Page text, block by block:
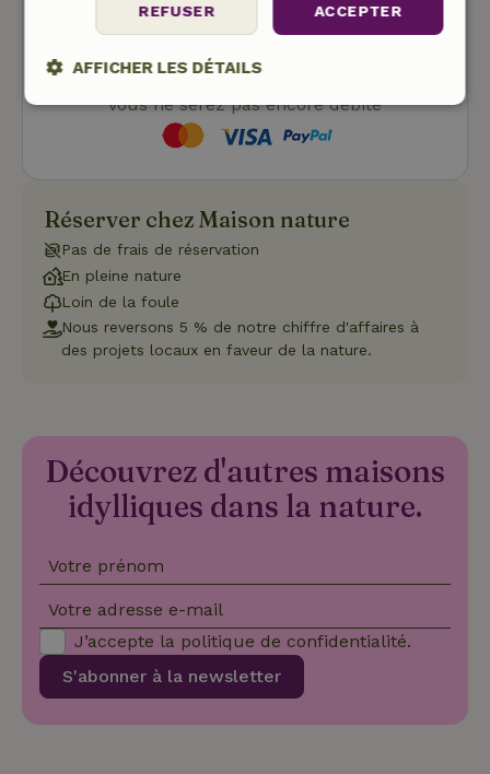
Annulation gratuite
Commencer ma réservation
Vous ne serez pas encore débité
Réserver chez Maison nature
Pas de frais de réservation
En pleine nature
Loin de la foule
Nous reversons 5 % de notre chiffre d'affaires à
des projets locaux en faveur de la nature.
Découvrez d'autres maisons
idylliques dans la nature.
Votre prénom
Votre adresse e-mail
S'abonner à la newsletter
J’accepte la politique de confidentialité.
ACCEPTER
REFUSER
AFFICHER LES DÉTAILS
Strictement
Performance Ciblage
Fonctionnalité
Les cookies strictement nécessaires habilitent des
fonctionnalités de base du site Web telles que la connexion
des utilisateurs et la gestion des comptes. Le site Web ne
peut pas être utilisé correctement sans les cookies
strictement nécessaires.
.maisonnature.fr
préférences
de